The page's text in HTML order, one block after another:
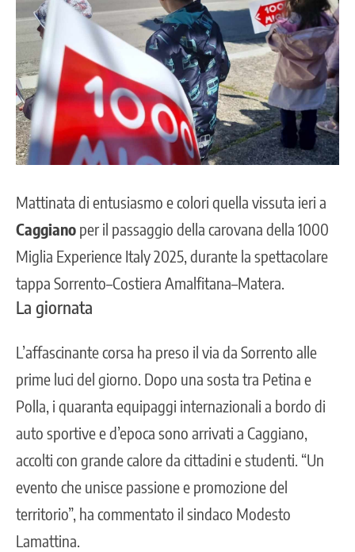
Mattinata di entusiasmo e colori quella vissuta ieri a
Caggiano per il passaggio della carovana della 1000
Miglia Experience Italy 2025, durante la spettacolare
tappa Sorrento–Costiera Amalfitana–Matera.
La giornata
L’affascinante corsa ha preso il via da Sorrento alle
prime luci del giorno. Dopo una sosta tra Petina e
Polla, i quaranta equipaggi internazionali a bordo di
auto sportive e d’epoca sono arrivati a Caggiano,
accolti con grande calore da cittadini e studenti. “Un
evento che unisce passione e promozione del
territorio”, ha commentato il sindaco Modesto
Lamattina.